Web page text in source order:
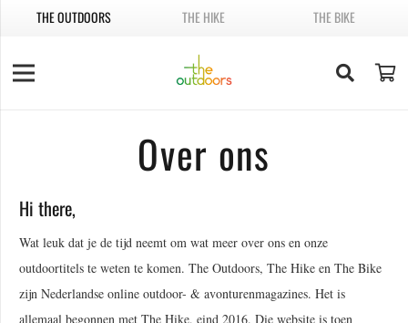
THE OUTDOORS THE HIKE THE BIKE
Over ons
Hi there,
Wat leuk dat je de tijd neemt om wat meer over ons en onze
outdoortitels te weten te komen. The Outdoors, The Hike en The Bike
zijn Nederlandse online outdoor- & avonturenmagazines. Het is
allemaal begonnen met The Hike, eind 2016. Die website is toen